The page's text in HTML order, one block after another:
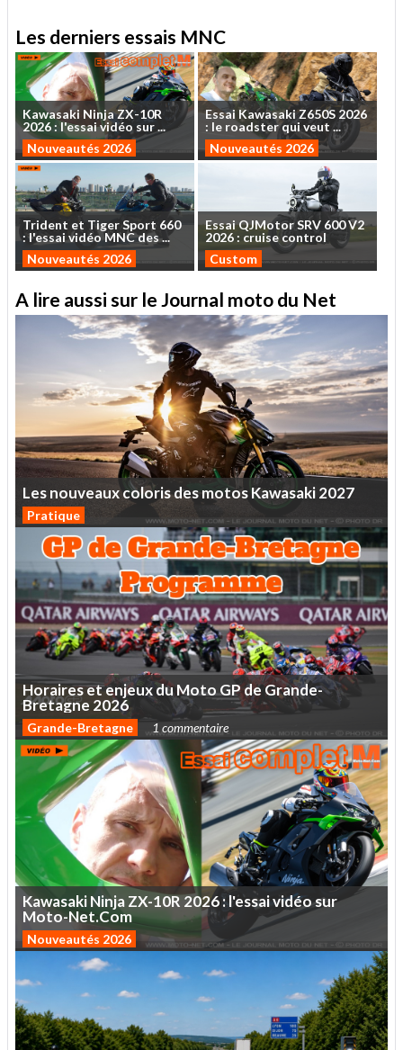
Les derniers essais MNC
Kawasaki NinjaZX-10R
2026: l'essaividéo sur...
Nouveautés 2026
Essai Kawasaki Z650S 2026
: le roadsterquiveut ...
Nouveautés 2026
Trident et TigerSport 660
: l'essaividéo MNCdes...
Nouveautés 2026
EssaiQJMotorSRV 600V2
2026 : cruise control
Custom
A lire aussi sur le Journal moto du Net
LesnouveauxcolorisdesmotosKawasaki2027
Pratique
HorairesetenjeuxduMotoGPdeGrande-
Bretagne 2026
Grande-Bretagne 1 commentaire
KawasakiNinjaZX-10R2026:l'essaividéosur
Moto-Net.Com
Nouveautés 2026